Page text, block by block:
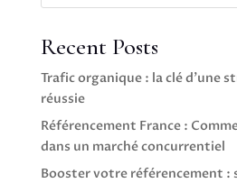
Recent Posts
Trafic organique : la clé d’une
réussie
Référencement France :
dans un marché concurrentiel
Booster votre référencement :